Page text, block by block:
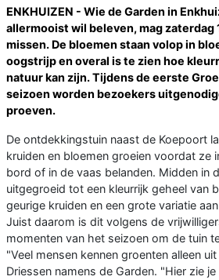
ENKHUIZEN - Wie de Garden in
allermooist wil beleven, mag zaterdag
missen. De bloemen staan volop in
oogstrijp en overal is te zien hoe
natuur kan zijn. Tijdens de eerste
seizoen worden bezoekers
proeven.
De ontdekkingstuin naast de Koepoort
kruiden en bloemen groeien voordat ze
bord of in de vaas belanden. Midden in
uitgegroeid tot een kleurrijk geheel van
geurige kruiden en een grote variatie
Juist daarom is dit volgens de
momenten van het seizoen om de tuin
"Veel mensen kennen groenten alleen
Driessen namens de Garden. "Hier zie